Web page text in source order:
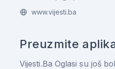
www.vijesti.ba
Preuzmite
Vijesti.Ba Oglasi su još